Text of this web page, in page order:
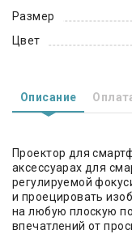
Размер
Цвет
Описание
Проектор для
аксессуарах для
регулируемой
и проецировать
на любую плоскую
впечатлений от